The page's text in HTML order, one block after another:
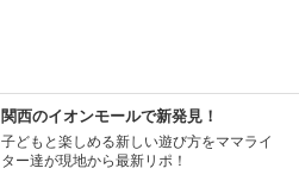
関西のイオンモールで新発見！
子どもと楽しめる新しい遊び方をママライ
ター達が現地から最新リポ！